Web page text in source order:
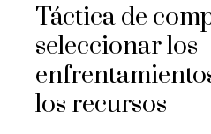
Táctica de
seleccionar los
los recursos